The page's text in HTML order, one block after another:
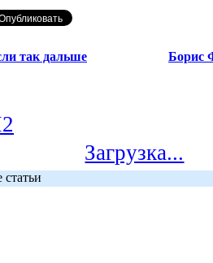
так дальше
Борис
Загрузка...